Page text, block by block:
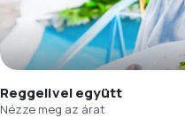
Reggelivel együtt
Nézze meg az árat